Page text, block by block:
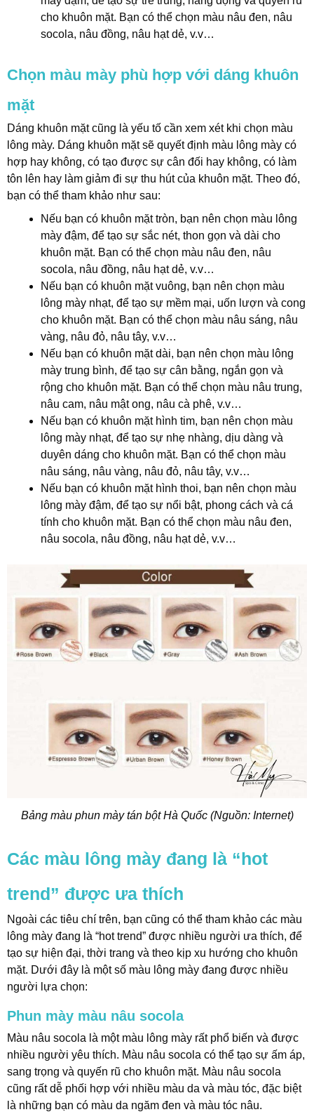
cho khuôn mặt. Bạn có thể chọn màu nâu đen, nâu
socola, nâu đồng, nâu hạt dẻ, v.v…
Chọn màu mày phù hợp với dáng khuôn
mặt
Dáng khuôn mặt cũng là yếu tố cần xem xét khi chọn màu
lông mày. Dáng khuôn mặt sẽ quyết định màu lông mày có
hợp hay không, có tạo được sự cân đối hay không, có làm
tôn lên hay làm giảm đi sự thu hút của khuôn mặt. Theo đó,
bạn có thể tham khảo như sau:
Nếu bạn có khuôn mặt tròn, bạn nên chọn màu lông
mày đậm, để tạo sự sắc nét, thon gọn và dài cho
khuôn mặt. Bạn có thể chọn màu nâu đen, nâu
socola, nâu đồng, nâu hạt dẻ, v.v…
Nếu bạn có khuôn mặt vuông, bạn nên chọn màu
lông mày nhạt, để tạo sự mềm mại, uốn lượn và cong
cho khuôn mặt. Bạn có thể chọn màu nâu sáng, nâu
vàng, nâu đỏ, nâu tây, v.v…
Nếu bạn có khuôn mặt dài, bạn nên chọn màu lông
mày trung bình, để tạo sự cân bằng, ngắn gọn và
rộng cho khuôn mặt. Bạn có thể chọn màu nâu trung,
nâu cam, nâu mật ong, nâu cà phê, v.v…
Nếu bạn có khuôn mặt hình tim, bạn nên chọn màu
lông mày nhạt, để tạo sự nhẹ nhàng, dịu dàng và
duyên dáng cho khuôn mặt. Bạn có thể chọn màu
nâu sáng, nâu vàng, nâu đỏ, nâu tây, v.v…
Nếu bạn có khuôn mặt hình thoi, bạn nên chọn màu
lông mày đậm, để tạo sự nổi bật, phong cách và cá
tính cho khuôn mặt. Bạn có thể chọn màu nâu đen,
nâu socola, nâu đồng, nâu hạt dẻ, v.v…
Bảng màu phun mày tán bột Hà Quốc (Nguồn: Internet)
Các màu lông mày đang là “hot
trend” được ưa thích
Ngoài các tiêu chí trên, bạn cũng có thể tham khảo các màu
lông mày đang là “hot trend” được nhiều người ưa thích, để
tạo sự hiện đại, thời trang và theo kịp xu hướng cho khuôn
mặt. Dưới đây là một số màu lông mày đang được nhiều
người lựa chọn:
Phun mày màu nâu socola
Màu nâu socola là một màu lông mày rất phổ biến và được
nhiều người yêu thích. Màu nâu socola có thể tạo sự ấm áp,
sang trọng và quyến rũ cho khuôn mặt. Màu nâu socola
cũng rất dễ phối hợp với nhiều màu da và màu tóc, đặc biệt
là những bạn có màu da ngăm đen và màu tóc nâu.